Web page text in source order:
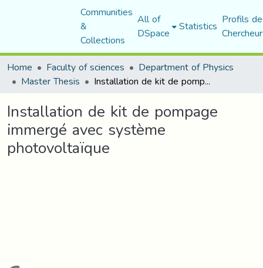
Communities
&
Collections
All of
DSpace Statistics Profils
Home
Faculty of sciences Department of Physics
Master Thesis Installation de kit de pompage immergé avec système photovoltaïque
Installation de kit de pompage
immergé avec système
photovoltaïque